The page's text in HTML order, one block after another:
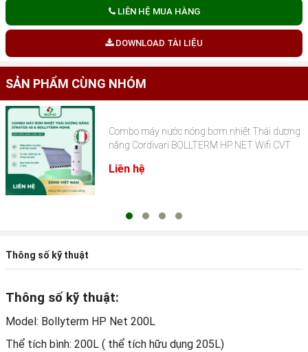
LIÊN HỆ MUA HÀNG
DOWNLOAD TÀI LIỆU
SẢN PHẨM CÙNG NHÓM
Combo máy nước nóng bơm nhiệt Thái dương
năng Cordivari BOLLTERM HP NET Wifi CVT
Liên hệ
Thông số kỹ thuật
Thông số kỹ thuật:
Model: Bollyterm HP Net 200L
Thể tích bình: 200L ( thể tích hữu dụng 205L)